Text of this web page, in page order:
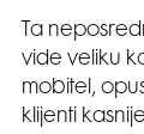
Ta
vide veliku
mobitel,
klijenti